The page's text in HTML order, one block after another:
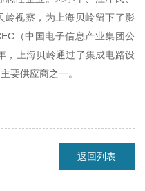
岭视察，为上海贝岭留下了影
（中国电子信息产业集团公
，上海贝岭通过了集成电路设
要供应商之一。
返回列表